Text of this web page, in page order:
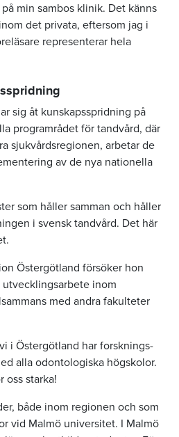
min sambos klinik. Det känns
det privata, eftersom jag i
representerar hela
sig åt kunskapsspridning på
programrådet för tandvård, där
sjukvårdsregionen, arbetar de
av de nya nationella
som håller samman och håller
i svensk tandvård. Det här
Östergötland försöker hon
inom
med andra fakulteter
i Östergötland har forsknings-
alla odontologiska högskolor.
oss starka!
både inom regionen och som
vid Malmö universitet. I Malmö